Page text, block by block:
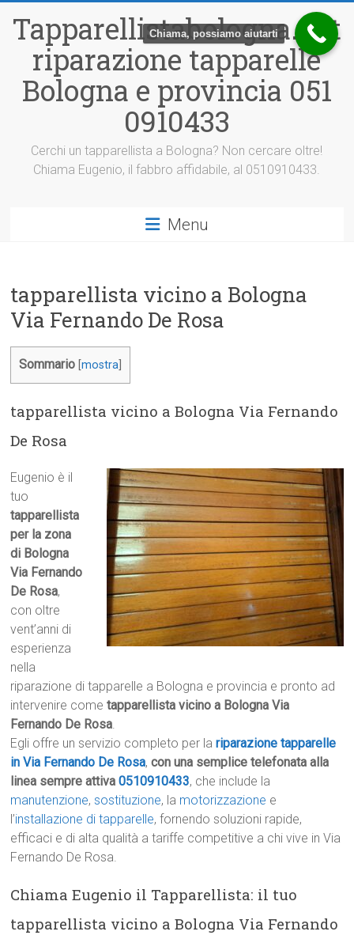
contenuto
Tapparellistabologna.net
riparazione tapparelle
Bologna e provincia 051
0910433
Cerchi un tapparellista a Bologna? Non cercare oltre!
Chiama Eugenio, il fabbro affidabile, al 0510910433.
Menu
tapparellista vicino a Bologna
Via Fernando De Rosa
Sommario [mostra
tapparellista vicino a Bologna Via Fernando
De Rosa
Eugenio è il
tuo
tapparellista
per la zona
di Bologna
Via Fernando
De Rosa,
con oltre
vent’anni di
esperienza
nella
riparazione di tapparelle a Bologna e provincia e pronto ad
intervenire cometapparellista vicino a Bologna Via
Fernando De Rosa.
Egli offre un servizio completo per lariparazione tapparelle
in Via Fernando De Rosa, con una semplice telefonata alla
linea sempre attiva0510910433, che include la
manutenzione,sostituzione, la motorizzazione e
l’installazione di tapparelle, fornendo soluzioni rapide,
efficaci e di alta qualità a tariffe competitive a chi vive in Via
Fernando De Rosa.
Chiama Eugenio il Tapparellista: il tuo
tapparellista vicino a Bologna Via Fernando
Chiama, possiamo aiutarti